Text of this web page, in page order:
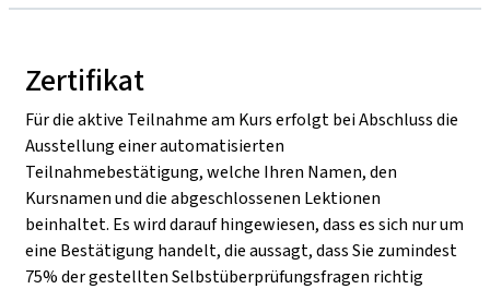
Zertifikat
Für die aktive Teilnahme am Kurs erfolgt bei Abschluss die
Ausstellung einer automatisierten
Teilnahmebestätigung, welche Ihren Namen, den
Kursnamen und die abgeschlossenen Lektionen
beinhaltet. Es wird darauf hingewiesen, dass es sich nur um
eine Bestätigung handelt, die aussagt, dass Sie zumindest
75% der gestellten Selbstüberprüfungsfragen richtig